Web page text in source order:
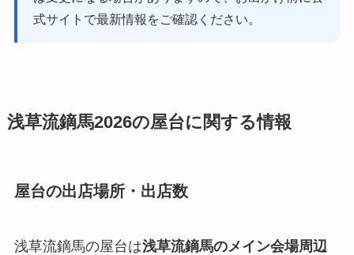
式サイトで最新情報をご確認ください。
浅草流鏑馬2026の屋台に関する情報
屋台の出店場所・出店数
浅草流鏑馬の屋台は浅草流鏑馬のメイン会場周辺